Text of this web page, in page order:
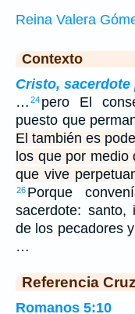
Reina Valera
Contexto
Cristo, sacerdote
… 24 pero El
puesto que
El también es
los que por medio
que vive
26 Porque
sacerdote: santo,
de los pecadores
…
Referencia
Romanos 5:10